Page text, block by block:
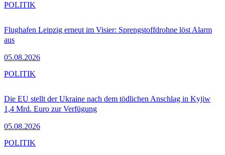
Flughafen Leipzig erneut im Visier: Sprengstoffdrohne löst Alarm
aus
05.08.2026
POLITIK
Die EU stellt der Ukraine nach dem tödlichen Anschlag in Kyjiw
1,4 Mrd. Euro zur Verfügung
05.08.2026
POLITIK
POLITIK